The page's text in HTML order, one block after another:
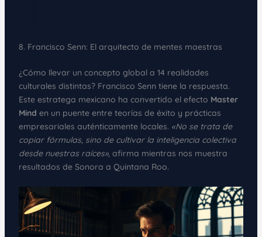
8. Francisco Senn: El arquitecto de mentes maestras
¿Cómo llevar un concepto global a 14 realidades
culturales distintas? Francisco Senn tiene la respuesta.
Este estratega mexicano ha convertido el efecto Master
Mind en un puente entre teorías de éxito y prácticas
empresariales auténticamente locales. «No se trata de
copiar fórmulas, sino de cultivar la inteligencia colectiva
desde nuestras raíces», afirma mientras nos muestra
resultados de Sonora a Quintana Roo.